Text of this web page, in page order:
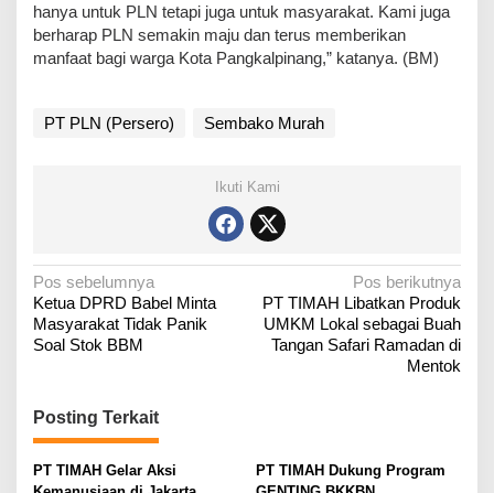
hanya untuk PLN tetapi juga untuk masyarakat. Kami juga
berharap PLN semakin maju dan terus memberikan
manfaat bagi warga Kota Pangkalpinang,” katanya. (BM)
PT PLN (Persero) Sembako Murah
Ikuti Kami
N
a
v
a
s
i
Pos sebelumnya
‎Ketua DPRD Babel Minta
Masyarakat Tidak Panik
Soal Stok BBM
Pos berikutnya
PT TIMAH Libatkan Produk
UMKM Lokal sebagai Buah
Tangan Safari Ramadan di
Mentok
Posting Terkait
PT TIMAH Gelar Aksi
PT TIMAH Dukung Program